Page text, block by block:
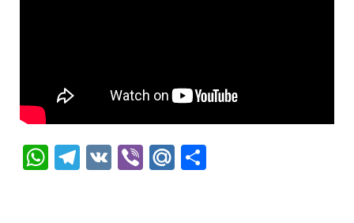
WhatsApp
Telegram
VK ViberMail.Ru